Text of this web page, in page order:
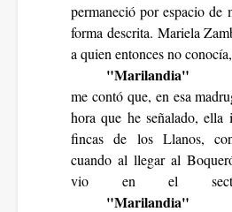
permaneció por espacio de
forma descrita. Mariela
a quien entonces no
"Marilandia"
me contó que, en esa
hora que he señalado, ella
fincas de los Llanos,
cuando al llegar al
vio en el
"Marilandia"